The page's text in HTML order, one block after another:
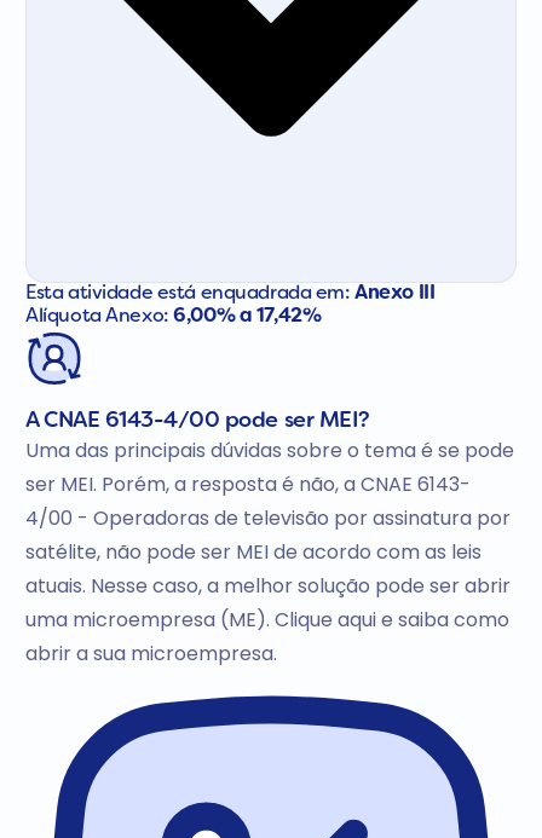
Esta atividade está enquadrada em:Anexo III
Alíquota Anexo:6,00% a 17,42%
A CNAE 6143-4/00 pode ser MEI?
Uma das principais dúvidas sobre o tema é se pode
ser MEI. Porém, a resposta é não, a CNAE 6143-
4/00 - Operadoras de televisão por assinatura por
satélite, não pode ser MEI de acordo com as leis
atuais. Nesse caso, a melhor solução pode ser abrir
uma microempresa (ME). Clique aqui e saiba como
abrir a sua microempresa.